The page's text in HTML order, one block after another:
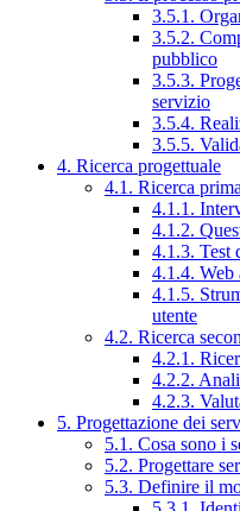
3.5.1.
3.5.2.
pubblico
3.5.3.
servizio
3.5.4.
3.5.5.
4. Ricerca progettuale
4.1. Ricerca
4.1.1.
4.1.2.
4.1.3. Test
4.1.4. Web
4.1.5.
utente
4.2. Ricerca
4.2.1.
4.2.2.
4.2.3.
5. Progettazione dei
5.1. Cosa sono i
5.2. Progettare
5.3. Definire il